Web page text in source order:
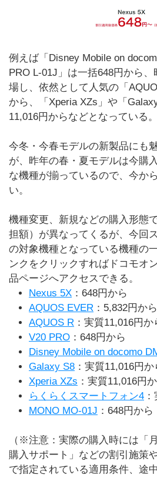
例えば「Disney Mobile on
PRO L-01J」は一括648円から
場し、依然として人気の「
から、「Xperia XZs」や「
11,016円からなどとなっている。
今冬・今春モデルの新製品にも
が、昨年の春・夏モデルは今購
な機種が揃っているので、今か
い。
機種変更、新規などの購入形態
担額）が異なってくるが、今回
の対象機種となっている機種の
ンクをクリックすればドコモオ
品ページへアクセスできる。
Nexus 5X ：648円から
AQUOS EVER ：5,832円から
AQUOS R ：実質11,016円か
V20 PRO ：648円から
Disney Mobile on docomo
Galaxy S8 ：実質11,016円か
Xperia XZs ：実質11,016円
らくらくスマートフォン4
MONO MO-01J ：648円から
（※注意：実際の購入時には「
購入サポート」などの割引施策
で指定されている適用条件、途